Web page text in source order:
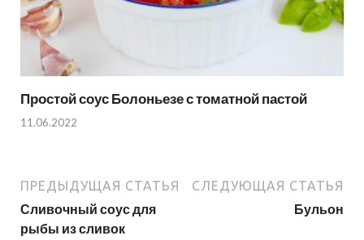
Простой соус Болоньезе с томатной пастой
11.06.2022
ПРЕДЫДУЩАЯ СТАТЬЯ
Сливочный соус для
рыбы из сливок
СЛЕДУЮЩАЯ СТАТЬЯ
Бульон